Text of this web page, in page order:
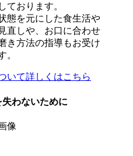
ております。
態を元にした食生活や
直しや、お口に合わせ
き方法の指導もお受け
。
いて詳しくはこちら
わないために